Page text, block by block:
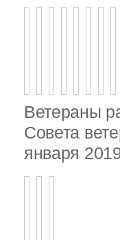
Ветераны
Совета
января